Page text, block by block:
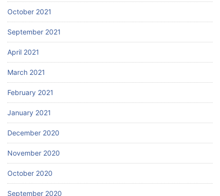
October 2021
September 2021
April 2021
March 2021
February 2021
January 2021
December 2020
November 2020
October 2020
September 2020